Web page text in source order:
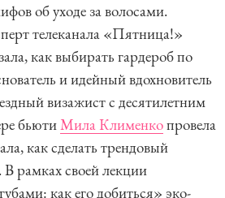
об уходе за волосами.
телеканала «Пятница!»
как выбирать гардероб по
и идейный вдохновитель
визажист с десятилетним
бьютиМила Клименкопровела
как сделать трендовый
рамках своей лекции
как его добиться» эко-